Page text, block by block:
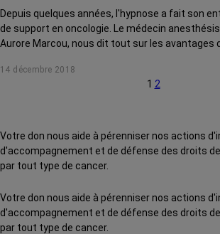
Depuis quelques années, l'hypnose a fait son
de support en oncologie. Le médecin
Aurore Marcou, nous dit tout sur les avantages
14 décembre 2018
1 2
Votre don nous aide à pérenniser nos actions
d'accompagnement et de défense des droits
par tout type de cancer.
Votre don nous aide à pérenniser nos actions
d'accompagnement et de défense des droits
par tout type de cancer.